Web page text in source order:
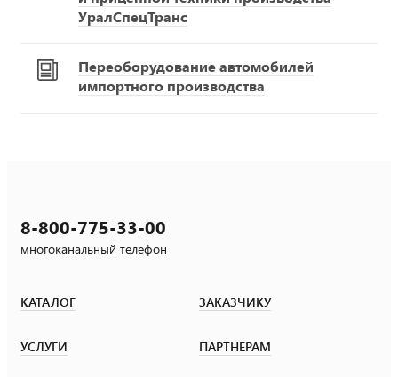
УралСпецТранс
Переоборудование автомобилей
импортного производства
8-800-775-33-00
многоканальный телефон
КАТАЛОГ ЗАКАЗЧИКУ
УСЛУГИ ПАРТНЕРАМ